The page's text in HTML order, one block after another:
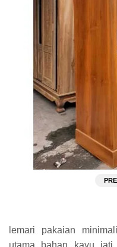
lemari pakaian
utama bahan kayu